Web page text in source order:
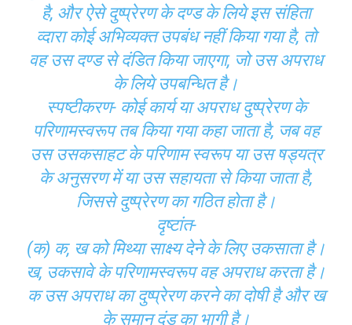
है, और ऐसे दुष्प्रेरण के दण्ड के लिये इस संहिता
व्दारा कोई अभिव्यक्त उपबंध नहीं किया गया है, तो
वह उस दण्ड से दंडित किया जाएगा, जो उस अपराध
के लिये उपबन्धित है।
स्पष्टीकरण- कोई कार्य या अपराध दुष्प्रेरण के
परिणामस्वरूप तब किया गया कहा जाता है, जब वह
उस उसकसाहट के परिणाम स्वरूप या उस षड्यत्र
के अनुसरण में या उस सहायता से किया जाता है,
जिससे दुष्प्रेरण का गठित होता है।
दृष्टांत-
(क) क, ख को मिथ्या साक्ष्य देने के लिए उकसाता है।
ख, उकसावे के परिणामस्वरूप वह अपराध करता है।
क उस अपराध का दुष्प्रेरण करने का दोषी है और ख
के समान दंड का भागी है।